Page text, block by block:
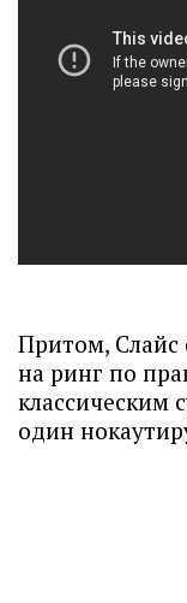
Притом, Слайс
на ринг по
классическим
один